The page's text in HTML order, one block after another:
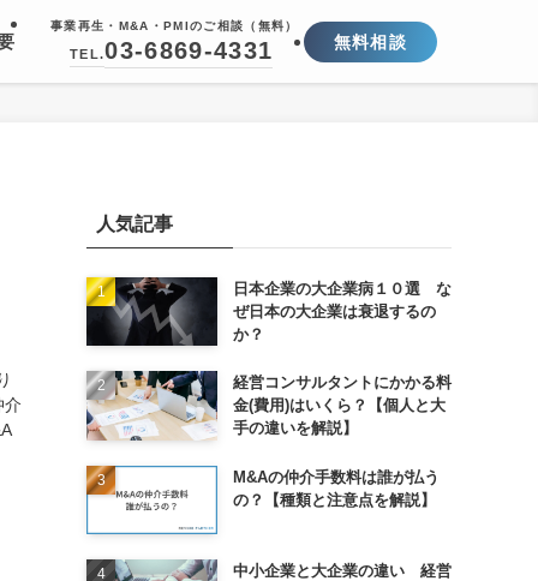
事業再生・M&A・PMIのご相談（無料）
TEL.03-6869-4331 無料相談
介
人気記事
日本企業の大企業病１０選 な
ぜ日本の大企業は衰退するの
か？
経営コンサルタントにかかる料
金(費用)はいくら？【個人と大
手の違いを解説】
M&Aの仲介手数料は誰が払う
の？【種類と注意点を解説】
中小企業と大企業の違い 経営